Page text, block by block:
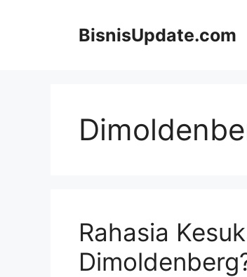
BisnisUpdate.com
Rahasia